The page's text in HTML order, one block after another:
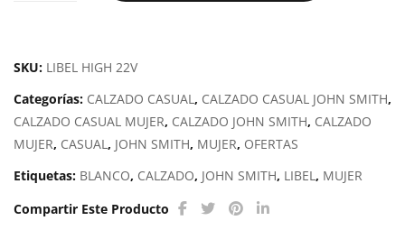
22V
SKU: LIBEL HIGH 22V
Categorías: CALZADO CASUAL , CALZADO CASUAL JOHN SMITH,
CALZADO CASUAL MUJER, CALZADO JOHN SMITH, CALZADO
MUJER, CASUAL , JOHN SMITH, MUJER, OFERTAS
Etiquetas: BLANCO, CALZADO, JOHN SMITH, LIBEL , MUJER
Compartir Este Producto